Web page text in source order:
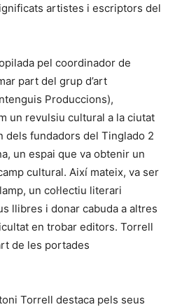
artistes i escriptors del
pel coordinador de
part del grup d’art
Produccions),
un revulsiu cultural a la ciutat
dels fundadors del Tinglado 2
un espai que va obtenir un
cultural. Així mateix, va ser
un col·lectiu literari
llibres i donar cabuda a altres
en trobar editors. Torrell
de les portades
Torrell destaca pels seus